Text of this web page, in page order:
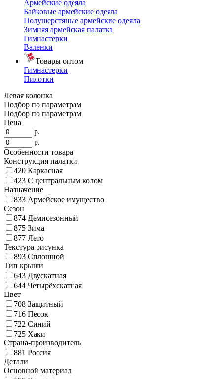
Армейские одеяла
Байковые армейские одеяла
Полушерстяные армейские одеяла
Зимняя армейская палатка
Гимнастерки
Валенки
Товары оптом
Гимнастерки
Пилотки
Левая колонка
Подбор по параметрам
Подбор по параметрам
Цена
р.
р.
Особенности товара
Конструкция палатки
420 Каркасная
423 С центральным колом
Назначение
833 Армейское имущество
Сезон
874 Демисезонный
875 Зима
877 Лето
Текстура рисунка
893 Сплошной
Тип крыши
643 Двускатная
644 Четырёхскатная
Цвет
708 Защитный
716 Песок
722 Синий
725 Хаки
Страна-производитель
881 Россия
Детали
Основной материал